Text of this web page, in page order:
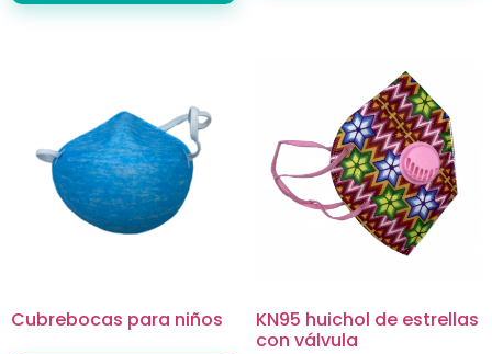
Cubrebocas para niños
KN95 huichol de estrellas
con válvula